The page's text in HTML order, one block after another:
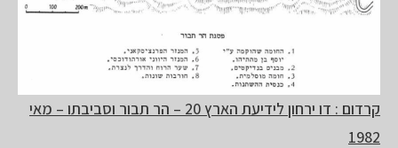
קרדום : דו ירחון לידיעת הארץ 20 – הר תבור וסביבתו – מאי
1982